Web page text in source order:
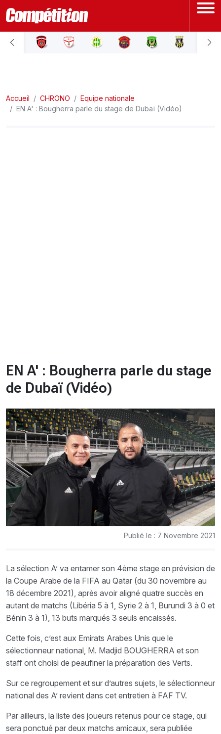
ACCUEIL
LIGUE 2
Accueil CHRONO
Equipe nationale
EN A' : Bougherra parle du stage de Dubaï (Vidéo)
EN A' : Bougherra parle du stage
de Dubaï (Vidéo)
Publié le : 7 Novembre 2021
La sélection A’ va entamer son 4ème stage en prévision de
la Coupe Arabe de la FIFA au Qatar (du 30 novembre au
18 décembre 2021), après avoir aligné quatre succès en
autant de matchs (Libéria 5 à 1, Syrie 2 à 1, Burundi 3 à 0 et
Bénin 3 à 1), 13 buts marqués 3 seuls encaissés.
Cette fois, c’est aux Emirats Arabes Unis que le
sélectionneur national, M. Madjid BOUGHERRA et son
staff ont choisi de peaufiner la préparation des Verts.
Sur ce regroupement et sur d’autres sujets, le sélectionneur
national des A’ revient dans cet entretien à FAF TV.
Par ailleurs, la liste des joueurs retenus pour ce stage, qui
sera ponctué par deux matchs amicaux, sera publiée